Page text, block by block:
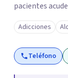
pacientes
dependiendo
sesión. La
y decida su
de mi apoyo. Como formación complementaria, adquirida
Adicciones
Teléfono